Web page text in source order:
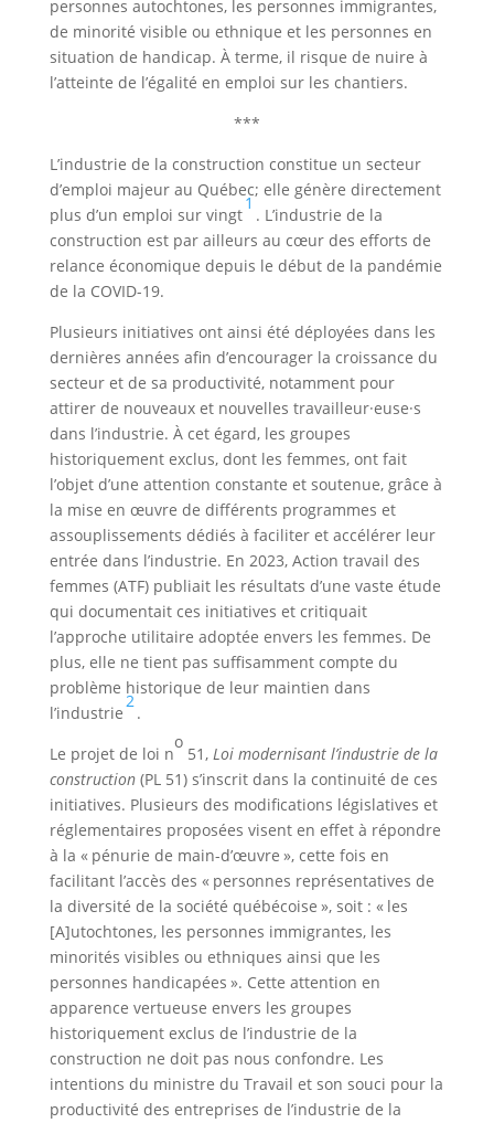
personnes autochtones, les personnes immigrantes,
de minorité visible ou ethnique et les personnes en
situation de handicap. À terme, il risque de nuire à
l’atteinte de l’égalité en emploi sur les chantiers.
***
L’industrie de la construction constitue un secteur
d’emploi majeur au Québec; elle génère directement
plus d’un emploi sur vingt
1
. L’industrie de la
construction est par ailleurs au cœur des efforts de
relance économique depuis le début de la pandémie
de la COVID-19.
Plusieurs initiatives ont ainsi été déployées dans les
dernières années afin d’encourager la croissance du
secteur et de sa productivité, notamment pour
attirer de nouveaux et nouvelles travailleur·euse·s
dans l’industrie. À cet égard, les groupes
historiquement exclus, dont les femmes, ont fait
l’objet d’une attention constante et soutenue, grâce à
la mise en œuvre de différents programmes et
assouplissements dédiés à faciliter et accélérer leur
entrée dans l’industrie. En 2023, Action travail des
femmes (ATF) publiait les résultats d’une vaste étude
qui documentait ces initiatives et critiquait
l’approche utilitaire adoptée envers les femmes. De
plus, elle ne tient pas suffisamment compte du
problème historique de leur maintien dans
l’industrie
2
.
Le projet de loi n
o
51, Loi modernisant l’industrie de la
construction (PL 51) s’inscrit dans la continuité de ces
initiatives. Plusieurs des modifications législatives et
réglementaires proposées visent en effet à répondre
à la « pénurie de main-d’œuvre », cette fois en
facilitant l’accès des « personnes représentatives de
la diversité de la société québécoise », soit : « les
[A]utochtones, les personnes immigrantes, les
minorités visibles ou ethniques ainsi que les
personnes handicapées ». Cette attention en
apparence vertueuse envers les groupes
historiquement exclus de l’industrie de la
construction ne doit pas nous confondre. Les
intentions du ministre du Travail et son souci pour la
productivité des entreprises de l’industrie de la